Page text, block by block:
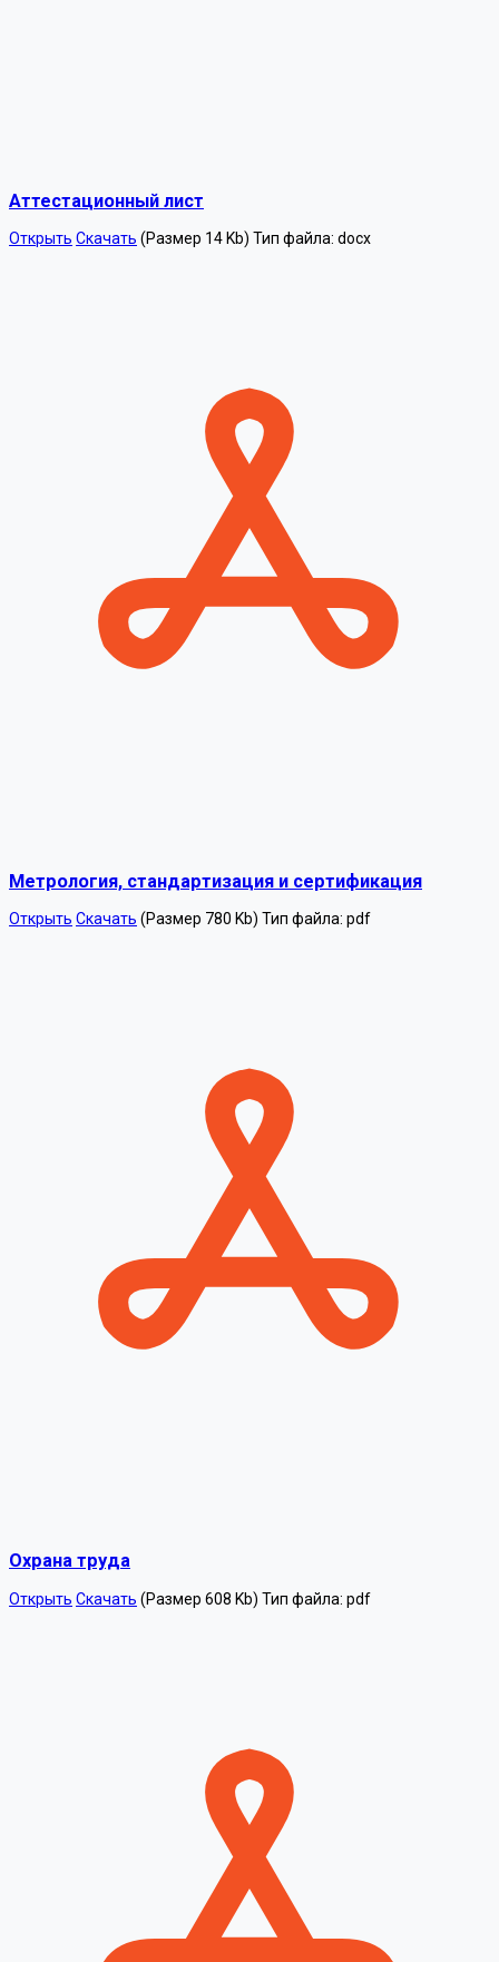
Аттестационный лист
Открыть Скачать (Размер 14 Kb) Тип файла: docx
Метрология, стандартизация и сертификация
Открыть Скачать (Размер 780 Kb) Тип файла: pdf
Охрана труда
Открыть Скачать (Размер 608 Kb) Тип файла: pdf